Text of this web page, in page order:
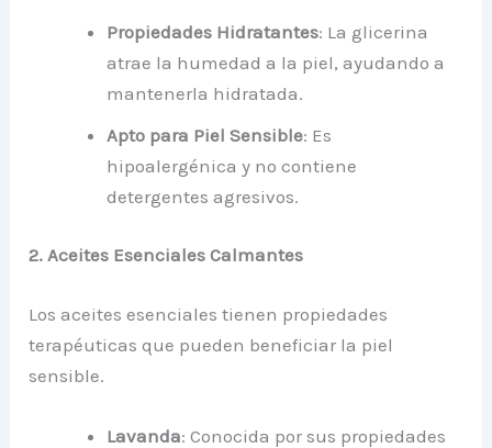
Propiedades Hidratantes: La glicerina
atrae la humedad a la piel, ayudando a
mantenerla hidratada.
Apto para Piel Sensible: Es
hipoalergénica y no contiene
detergentes agresivos.
2. Aceites Esenciales Calmantes
Los aceites esenciales tienen propiedades
terapéuticas que pueden beneficiar la piel
sensible.
Lavanda: Conocida por sus propiedades